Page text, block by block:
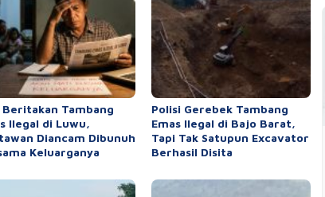
Beritakan Tambang
Ilegal di Luwu,
Diancam Dibunuh
Keluarganya
Polisi Gerebek Tambang
Emas Ilegal di Bajo Barat,
Tapi Tak Satupun Excavator
Berhasil Disita